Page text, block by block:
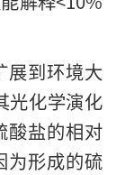
展到环境大
光化学演化
酸盐的相对
为形成的硫